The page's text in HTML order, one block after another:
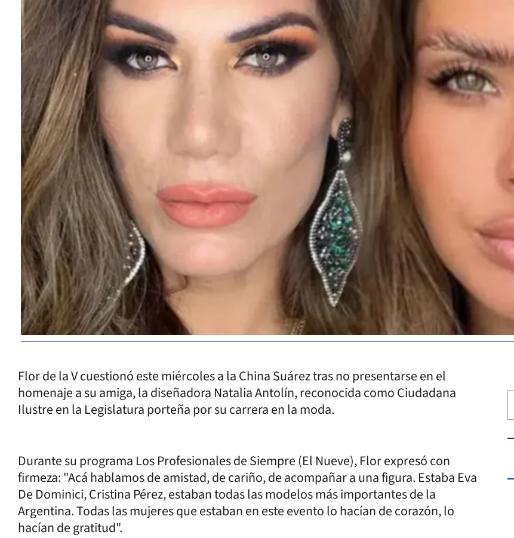
Flor de la V cuestionó este miércoles a la China Suárez tras no presentarse en el
homenaje a su amiga, la diseñadora Natalia Antolín, reconocida como Ciudadana
Ilustre en la Legislatura porteña por su carrera en la moda.
Durante su programa Los Profesionales de Siempre (El Nueve), Flor expresó con
firmeza: "Acá hablamos de amistad, de cariño, de acompañar a una figura. Estaba Eva
De Dominici, Cristina Pérez, estaban todas las modelos más importantes de la
Argentina. Todas las mujeres que estaban en este evento lo hacían de corazón, lo
hacían de gratitud".